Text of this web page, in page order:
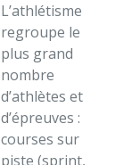
L’athlétisme
regroupe le
plus grand
nombre
d’athlètes et
d’épreuves :
courses sur
piste (sprint,